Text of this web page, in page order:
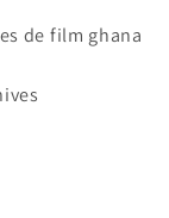
de film ghana